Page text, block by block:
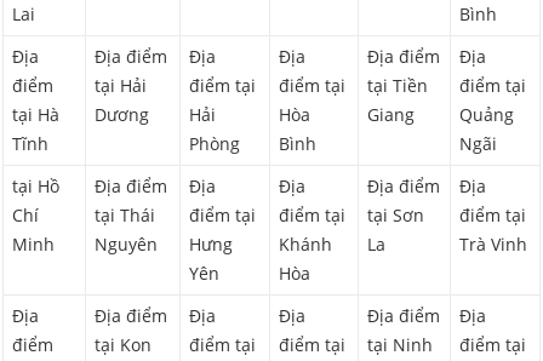
Lai
Bình
Địa
điểm
tại Hà
Tĩnh
Địa điểm
tại Hải
Dương
Địa
điểm tại
Hải
Phòng
Địa
điểm tại
Hòa
Bình
Địa điểm
tại Tiền
Giang
Địa
điểm tại
Quảng
Ngãi
tại Hồ
Chí
Minh
Địa điểm
tại Thái
Nguyên
Địa
điểm tại
Hưng
Yên
Địa
điểm tại
Khánh
Hòa
Địa điểm
tại Sơn
La
Địa
điểm tại
Trà Vinh
Địa
điểm
Địa điểm
tại Kon
Địa
điểm tại
Địa
điểm tại
Địa điểm
tại Ninh
Địa
điểm tại